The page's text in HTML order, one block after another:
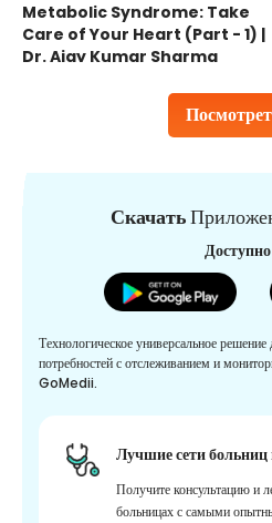
Metabolic Syndrome: Take
Care of Your Heart (Part - 1) |
Dr. Ajay Kumar Sharma
Скачать
Технологическое универсальное
потребностей с отслеживанием и
GoMedii.
Лучшие сети больниц
Получите консультацию и
больницах с самыми